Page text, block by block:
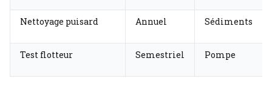
Nettoyage puisard Annuel Sédiments
Test flotteur Semestriel Pompe